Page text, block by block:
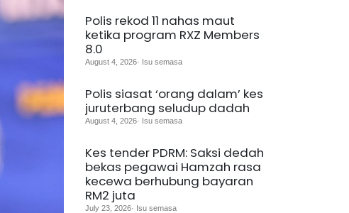
Polis rekod 11 nahas maut
ketika program RXZ Members
8.0
August 4, 2026· Isu semasa
Polis siasat ‘orang dalam’ kes
juruterbang seludup dadah
August 4, 2026· Isu semasa
Kes tender PDRM: Saksi dedah
bekas pegawai Hamzah rasa
kecewa berhubung bayaran
RM2 juta
July 23, 2026· Isu semasa